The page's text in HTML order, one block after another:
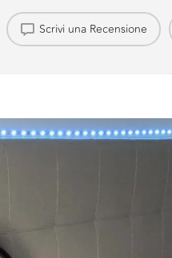
Scrivi una Recensione